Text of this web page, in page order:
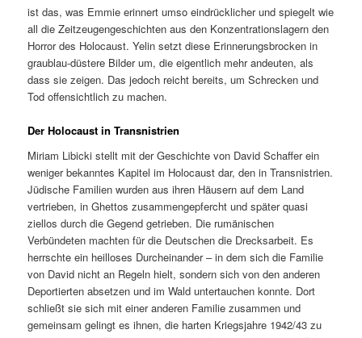
ist das, was Emmie erinnert umso eindrücklicher und spiegelt wie
all die Zeitzeugengeschichten aus den Konzentrationslagern den
Horror des Holocaust. Yelin setzt diese Erinnerungsbrocken in
graublau-düstere Bilder um, die eigentlich mehr andeuten, als
dass sie zeigen. Das jedoch reicht bereits, um Schrecken und
Tod offensichtlich zu machen.
Der Holocaust in Transnistrien
Miriam Libicki stellt mit der Geschichte von David Schaffer ein
weniger bekanntes Kapitel im Holocaust dar, den in Transnistrien.
Jüdische Familien wurden aus ihren Häusern auf dem Land
vertrieben, in Ghettos zusammengepfercht und später quasi
ziellos durch die Gegend getrieben. Die rumänischen
Verbündeten machten für die Deutschen die Drecksarbeit. Es
herrschte ein heilloses Durcheinander – in dem sich die Familie
von David nicht an Regeln hielt, sondern sich von den anderen
Deportierten absetzen und im Wald untertauchen konnte. Dort
schließt sie sich mit einer anderen Familie zusammen und
gemeinsam gelingt es ihnen, die harten Kriegsjahre 1942/43 zu